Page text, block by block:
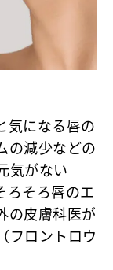
気になる唇の
の減少などの
気がない
ろそろ唇のエ
の皮膚科医が
フロントロウ